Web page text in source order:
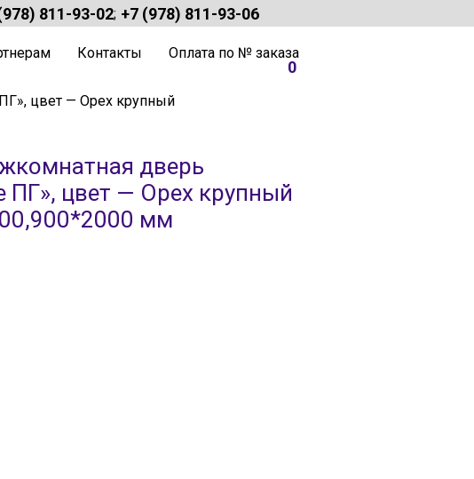
811-93-02; +7 (978) 811-93-06
Контакты Оплата по № заказа
0
цвет — Орех крупный
дверь
ПГ», цвет — Орех крупный
мм